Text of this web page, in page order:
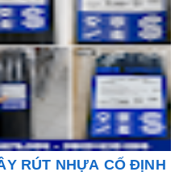
RÚT NHỰA CỐ ĐỊNH